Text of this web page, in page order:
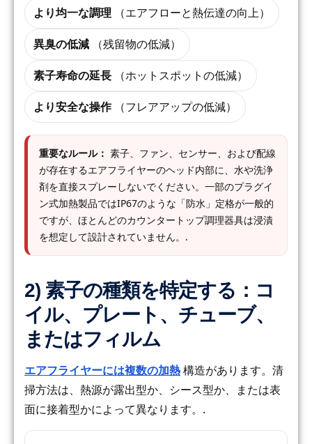
より均一な調理 （エアフローと熱伝達の向上）
異臭の低減 （残留物の低減）
素子寿命の延長 （ホットスポットの低減）
より安全な操作 （フレアアップの低減）
重要なルール： 素子、ファン、センサー、および配線
が存在するエアフライヤーのヘッド内部に、水や洗浄
剤を直接スプレーしないでください。一部のプラグイ
ン式加熱製品ではIP67のような「防水」定格が一般的
ですが、ほとんどのカウンタートップ調理器具は浸漬
を想定して設計されていません。.
2) 素子の種類を特定する：コ
イル、プレート、チューブ、
またはフィルム
エアフライヤーには複数の加熱構造があります。清
掃方法は、熱源が露出型か、シース型か、または表
面に接着型かによって異なります。.